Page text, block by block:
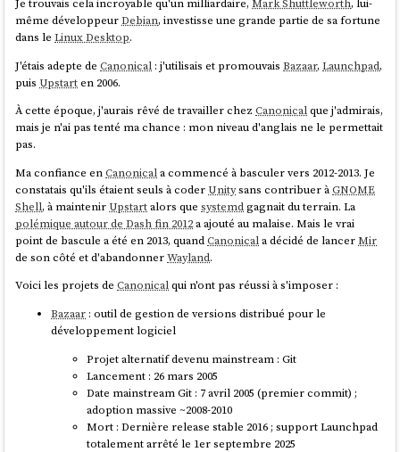
même développeurDebian, investisse une grande partie de sa fortune
dans leLinux Desktop.
J'étais adepte deCanonical : j'utilisais et promouvaisBazaar,Launchpad,
puisUpstarten 2006.
À cette époque, j'aurais rêvé de travailler chezCanonicalque j'admirais,
mais je n'ai pas tenté ma chance : mon niveau d'anglais ne le permettait
pas.
Ma confiance enCanonicala commencé à basculer vers 2012-2013. Je
constatais qu'ils étaient seuls à coderUnitysans contribuer àGNOME
Shell, à maintenirUpstartalors quesystemdgagnait du terrain. La
polémique autour de Dash fin 2012a ajouté au malaise. Mais le vrai
point de bascule a été en 2013, quandCanonicala décidé de lancerMir
de son côté et d'abandonnerWayland.
Voici les projets deCanonicalqui n'ont pas réussi à s'imposer :
Bazaar : outil de gestion de versions distribué pour le
développement logiciel
Projet alternatif devenu mainstream : Git
Lancement : 26 mars 2005
Date mainstream Git : 7 avril 2005 (premier commit) ;
adoption massive ~2008-2010
Mort : Dernière release stable 2016 ; support Launchpad
totalement arrêté le 1er septembre 2025